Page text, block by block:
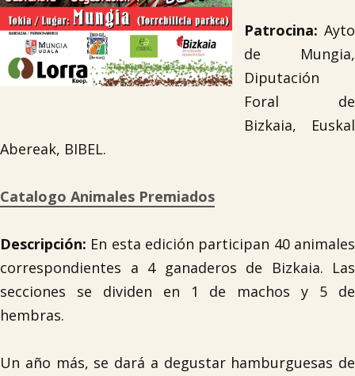
Patrocina: Ayto
de Mungia,
Diputación
Foral de
Bizkaia, Euskal
Abereak, BIBEL.
Catalogo Animales Premiados
Descripción: En esta edición participan 40 animales
correspondientes a 4 ganaderos de Bizkaia. Las
secciones se dividen en 1 de machos y 5 de
hembras.
Un año más, se dará a degustar hamburguesas de